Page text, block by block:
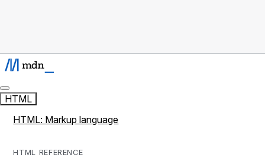
HTML
HTML: Markup language
HTML REFERENCE